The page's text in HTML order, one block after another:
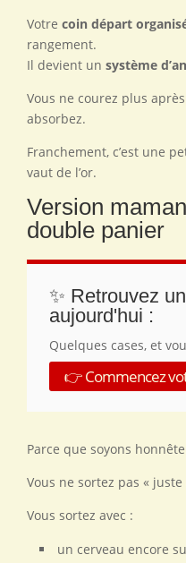
Votre coin départ
rangement.
Il devient un système
Vous ne courez plus
absorbez.
Franchement, c’est une
vaut de l’or.
Version
double panier
✨ Retrouvez
aujourd'hui :
Quelques cases, et
👉 Commencez
Parce que soyons
Vous ne sortez pas «
Vous sortez avec :
un cerveau encore